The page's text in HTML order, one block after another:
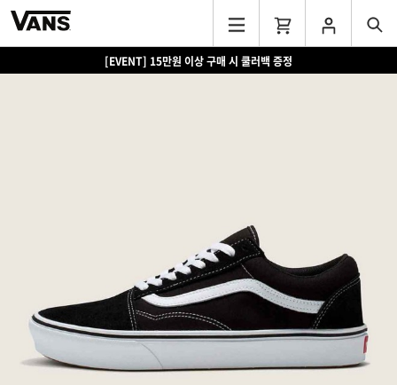
[EVENT] 15만원 이상 구매 시 쿨러백 증정